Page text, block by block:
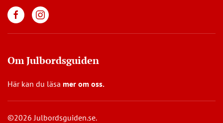
Om Julbordsguiden
Här kan du läsa mer om oss.
©2026 Julbordsguiden.se.